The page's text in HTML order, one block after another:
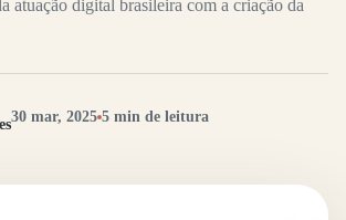
atuação digital brasileira com a criação da
30 mar, 2025 5 min de leitura